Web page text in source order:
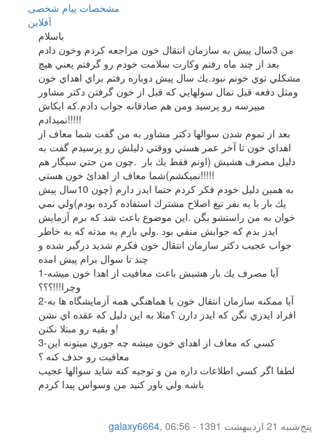
مشخصات پیام شخصی
آفلاين
باسلام
من 3سال پيش به سازمان انتقال خون مراجعه كردم وخون دادم
بعد از چند ماه رفتم وكارت سلامت خودم رو گرفتم يعني هيچ
مشكلي توي خونم نبود.يك سال پيش دوباره رفتم براي اهداي خون
ومثل دفعه قبل تمال سولهايي كه قبل از خون گرفتن دكتر مشاور
ميپرسه رو پرسيد ومن هم صادقانه جواب دادم.كه ايكاش
نميدادم!!!!!
بعد از تموم شدن سوالها دكتر مشاور به من گفت شما معاف از
اهداي خون تا آخر عمر هستي ووقتي دليلش رو پرسيدم گفت به
دليل مصرف هشيش (اونم فقط يك بار .چون من حتي سيگار هم
نميكشم)شما معاف از اهدائ خون هستي!!!!!
به همين دليل خودم فكر كردم حتما ايدز دارم (چون 10سال پيش
يك بار با يه نفر تيغ اصلاح مشترك استفاده كرده بودم)ولي نمي
خوان به من راستشو بگن .اين موضوع باعث شد كه برم آزمايش
ايدز بدم كه جوابش منفي بود .ولي بازم يه مدته كه به خاطر
جواب عجيب دكتر سازمان انتقال خون فكرم شديد درگير شده و
چند تا سوال برام پيش امده
1-آيا مصرف يك بار هشيش باعث معافيت از اهدا خون ميشه
وچرا!!!؟؟؟
2-آيا ممكنه سازمان انتقال خون با هماهنگي همه آزمايشگاه ها به
افراد ايدزي نگن كه ايدز دارن ؟مثلا به اين دليل كه عقده اي نشن
و بقيه رو مبتلا نكنن!
3-كسي كه معاف از اهداي خون ميشه چه جوري ميتونه اين
معافيت رو حذف كنه ؟
لطفا اگر كسي اطلاعات داره من و توجيه كنه شايد سوالها عجيب
باشه ولي باور كنيد من وسواس پيدا كردم
galaxy6664,
پنج‌شنبه 21 اردیبهشت 1391 - 06:56